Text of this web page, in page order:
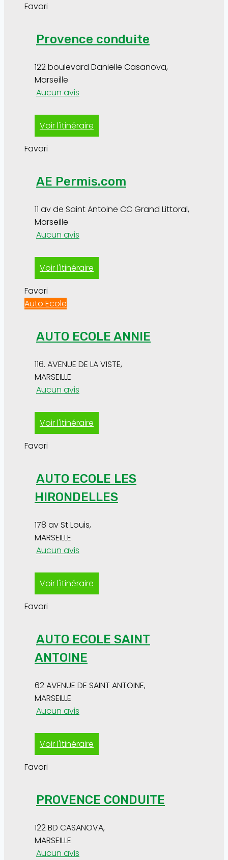
Favori
Provence conduite
122 boulevard Danielle Casanova,
Marseille
Aucun avis
Voir l'itinéraire
Favori
AE Permis.com
11 av de Saint Antoine CC Grand Littoral,
Marseille
Aucun avis
Voir l'itinéraire
Favori
Auto Ecole
AUTO ECOLE ANNIE
116. AVENUE DE LA VISTE,
MARSEILLE
Aucun avis
Voir l'itinéraire
Favori
AUTO ECOLE LES
HIRONDELLES
178 av St Louis,
MARSEILLE
Aucun avis
Voir l'itinéraire
Favori
AUTO ECOLE SAINT
ANTOINE
62 AVENUE DE SAINT ANTOINE,
MARSEILLE
Aucun avis
Voir l'itinéraire
Favori
PROVENCE CONDUITE
122 BD CASANOVA,
MARSEILLE
Aucun avis